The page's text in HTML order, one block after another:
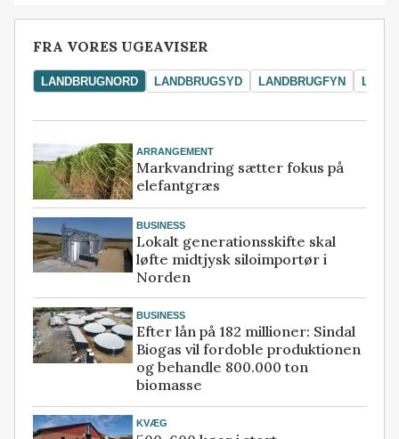
FRA VORES UGEAVISER
LANDBRUGNORD LANDBRUGSYD LANDBRUGFYN
ARRANGEMENT
Markvandring sætter fokus på
elefantgræs
BUSINESS
Lokalt generationsskifte skal
løfte midtjysk siloimportør i
Norden
BUSINESS
Efter lån på 182 millioner: Sindal
Biogas vil fordoble produktionen
og behandle 800.000 ton
biomasse
KVÆG